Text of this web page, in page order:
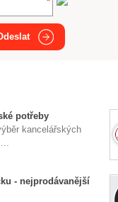
potřeby
kancelářských
- nejprodávanější